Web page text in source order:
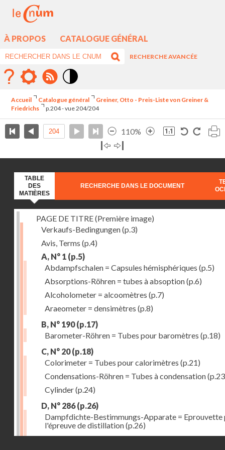
À PROPOS CATALOGUE GÉNÉRAL
RECHERCHE AVANCÉE
élévé
Accueil Catalogue général
Greiner, Otto - Preis-Liste von Greiner &
Friedrichs
p.204 - vue 204/204
110%
TABLE
DES
MATIÈRES
RECHERCHE DANS LE DOCUMENT
PAGE DE TITRE (Première image)
Verkaufs-Bedingungen(p.3)
Avis, Terms (p.4)
A, N° 1 (p.5)
Abdampfschalen = Capsules hémisphériques (p.5)
Absorptions-Röhren = tubes à absoption(p.6)
Alcoholometer = alcoomètres (p.7)
Araeometer = densimètres (p.8)
B, N° 190(p.17)
Barometer-Röhren = Tubes pour baromètres (p.18)
C, N° 20(p.18)
Colorimeter = Tubes pour calorimètres (p.21)
Condensations-Röhren = Tubes à condensation
Cylinder(p.24)
D, N° 286(p.26)
Dampfdichte-Bestimmungs-Apparate = Eprouvette
l'épreuve de distillation(p.26)
Destillir-Kolben = Ballons à distillation fractionnée